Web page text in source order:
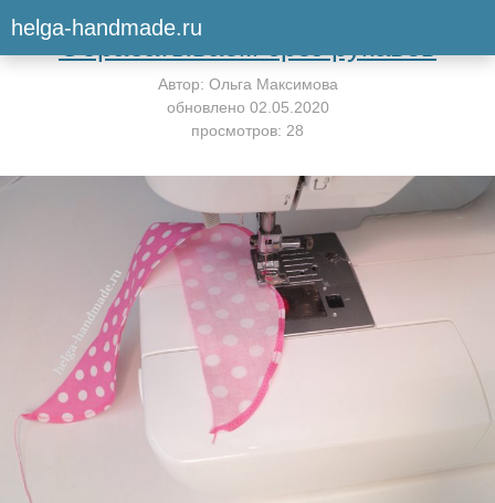
helga-handmade.ruВернуться к мастер-классу
Обрабатываем срез рукавов
Автор: Ольга Максимова
обновлено 02.05.2020
просмотров: 28